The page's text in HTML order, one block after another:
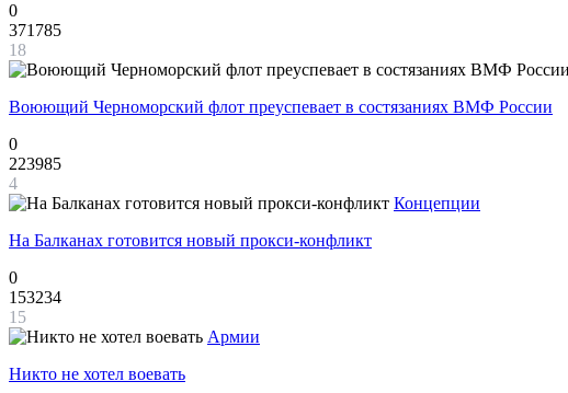
0
371785
18
Воюющий Черноморский флот преуспевает в состязаниях ВМФ России
0
223985
4
Концепции
На Балканах готовится новый прокси-конфликт
0
153234
15
Армии
Никто не хотел воевать